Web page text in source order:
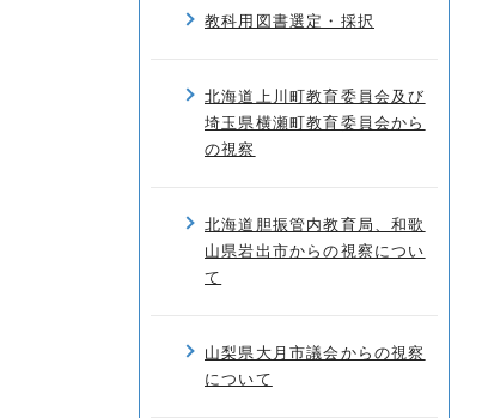
教科用図書選定・採択
北海道上川町教育委員会及び
埼玉県横瀬町教育委員会から
の視察
北海道胆振管内教育局、和歌
山県岩出市からの視察につい
て
山梨県大月市議会からの視察
について